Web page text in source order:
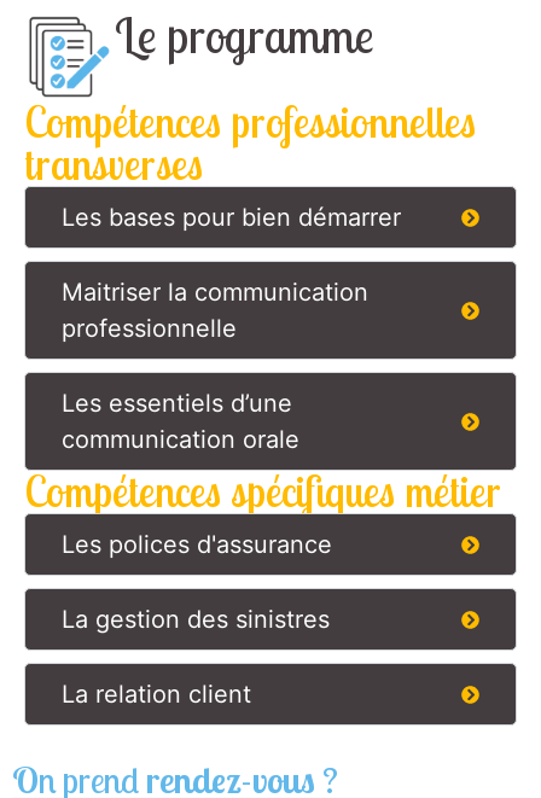
Le programme
Compétences professionnelles
transverses
Les bases pour bien démarrer
Maitriser la communication
professionnelle
Les essentiels d’une
communication orale
Compétences spécifiques métier
Les polices d'assurance
La gestion des sinistres
La relation client
On prendrendez-vous ?